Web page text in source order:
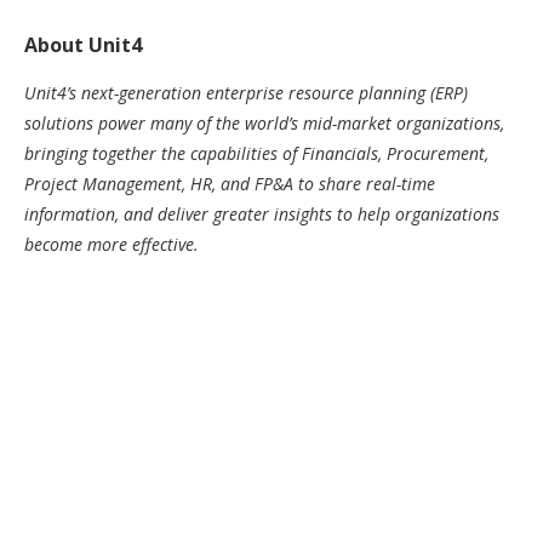
About Unit4
Unit4’s next-generation enterprise resource planning (ERP)
solutions power many of the world’s mid-market organizations,
bringing together the capabilities of Financials, Procurement,
Project Management, HR, and FP&A to share real-time
information, and deliver greater insights to help organizations
become more effective.